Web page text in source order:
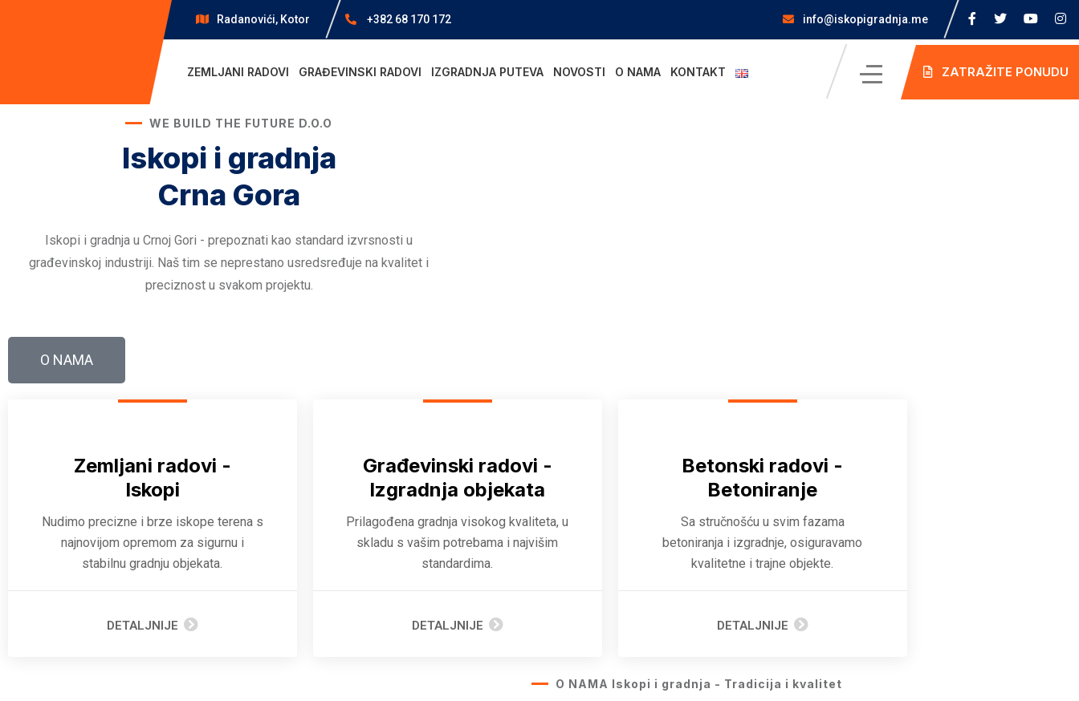
Radanovići, Kotor +382 68 170 172 info@iskopigradnja.me
ZEMLJANI RADOVI GRAĐEVINSKI RADOVI IZGRADNJA PUTEVA NOVOSTI O NAMA KONTAKT ZATRAŽITE PONUDU
WE BUILD THE FUTURE D.O.O
Iskopi i gradnja
Crna Gora
Iskopi i gradnja u Crnoj Gori - prepoznati kao standard izvrsnosti u
građevinskoj industriji. Naš tim se neprestano usredsređuje na kvalitet i
preciznost u svakom projektu.
O NAMA
Zemljani radovi -
Iskopi
Nudimo precizne i brze iskope terena s
najnovijom opremom za sigurnu i
stabilnu gradnju objekata.
DETALJNIJE
Građevinski radovi -
Izgradnja objekata
Prilagođena gradnja visokog kvaliteta, u
skladu s vašim potrebama i najvišim
standardima.
DETALJNIJE
Betonski radovi -
Betoniranje
Sa stručnošću u svim fazama
betoniranja i izgradnje, osiguravamo
kvalitetne i trajne objekte.
DETALJNIJE
O NAMA Iskopi i gradnja - Tradicija i kvalitet